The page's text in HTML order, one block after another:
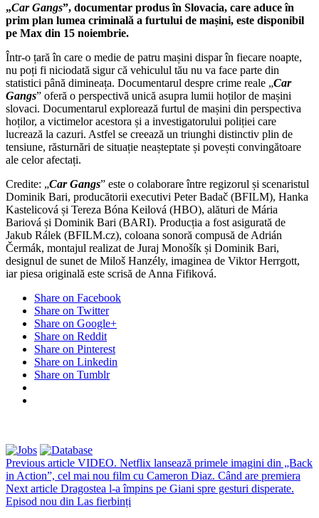
„Car Gangs”, documentar produs în Slovacia, care aduce în
prim plan lumea criminală a furtului de mașini, este disponibil
pe Max din 15 noiembrie.
Într-o țară în care o medie de patru mașini dispar în fiecare noapte,
nu poți fi niciodată sigur că vehiculul tău nu va face parte din
statistici până dimineața. Documentarul despre crime reale „Car
Gangs” oferă o perspectivă unică asupra lumii hoților de mașini
slovaci. Documentarul explorează furtul de mașini din perspectiva
hoților, a victimelor acestora și a investigatorului poliției care
lucrează la cazuri. Astfel se creează un triunghi distinctiv plin de
tensiune, răsturnări de situație neașteptate și povești convingătoare
ale celor afectați.
Credite: „Car Gangs” este o colaborare între regizorul și scenaristul
Dominik Bari, producătorii executivi Peter Badač (BFILM), Hanka
Kastelicová și Tereza Bóna Keilová (HBO), alături de Mária
Bariová și Dominik Bari (BARI). Producția a fost asigurată de
Jakub Rálek (BFILM.cz), coloana sonoră compusă de Adrián
Čermák, montajul realizat de Juraj Monošík și Dominik Bari,
designul de sunet de Miloš Hanzély, imaginea de Viktor Herrgott,
iar piesa originală este scrisă de Anna Fifiková.
Share on Facebook
Share on Twitter
Share on Google+
Share on Reddit
Share on Pinterest
Share on Linkedin
Share on Tumblr
Previous article VIDEO. Netflix lansează primele imagini din „Back
in Action”, cel mai nou film cu Cameron Diaz. Când are premiera
Next article Dragostea l-a împins pe Giani spre gesturi disperate.
Episod nou din Las fierbinți